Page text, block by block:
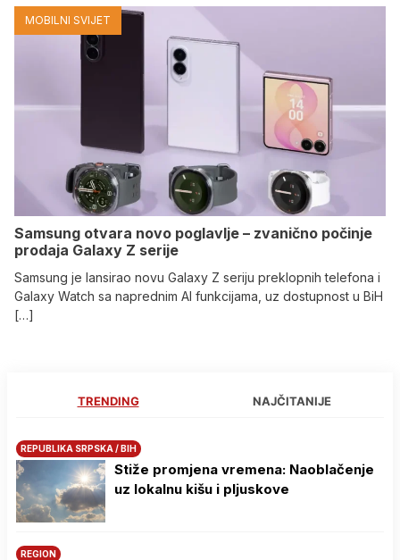
MOBILNI SVIJET
Samsung otvara novo poglavlje – zvanično počinje
prodaja Galaxy Z serije
Samsung je lansirao novu Galaxy Z seriju preklopnih telefona i
Galaxy Watch sa naprednim AI funkcijama, uz dostupnost u BiH
[…]
TRENDING NAJČITANIJE
REPUBLIKA SRPSKA / BIH
Stiže promjena vremena: Naoblačenje
uz lokalnu kišu i pljuskove
REGION